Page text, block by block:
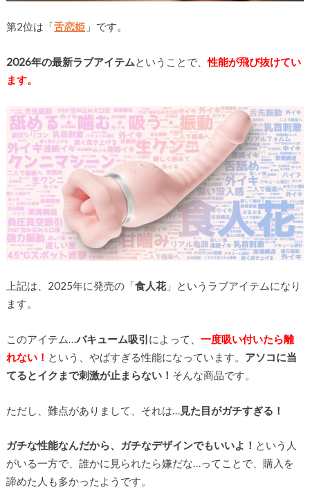
第2位は「舌恋姫 」です。
2026年の最新ラブアイテムということで、性能が飛び抜けてい
ます。
上記は、2025年に発売の「食人花」というラブアイテムになり
ます。
このアイテム…バキューム吸引によって、 一度吸い付いたら離
れない！ という、やばすぎる性能になっています。 アソコに当
てるとイクまで刺激が止まらない！ そんな商品です。
ただし、難点がありまして、それは… 見た目がガチすぎる！
ガチな性能なんだから、ガチなデザインでもいいよ！ という人
がいる一方で、誰かに見られたら嫌だな…ってことで、購入を
諦めた人も多かったようです。